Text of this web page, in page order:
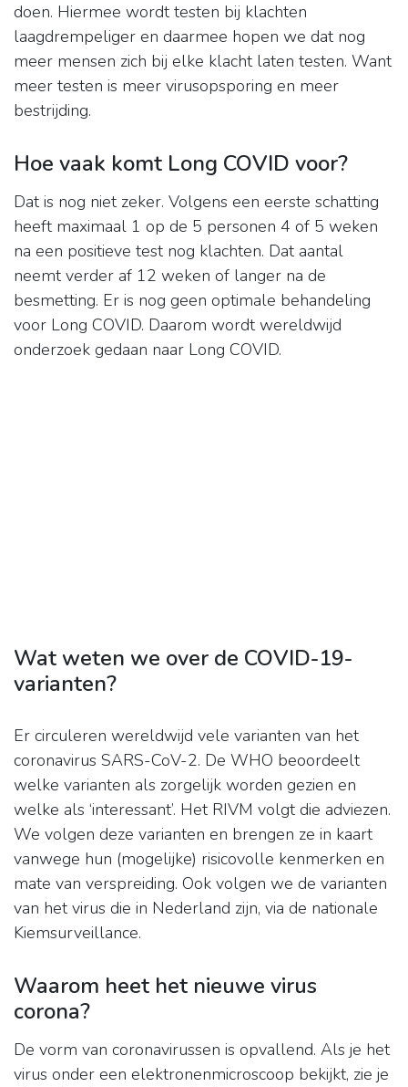
doen. Hiermee wordt testen bij klachten
laagdrempeliger en daarmee hopen we dat nog
meer mensen zich bij elke klacht laten testen. Want
meer testen is meer virusopsporing en meer
bestrijding.
Hoe vaak komt Long COVID voor?
Dat is nog niet zeker. Volgens een eerste schatting
heeft maximaal 1 op de 5 personen 4 of 5 weken
na een positieve test nog klachten. Dat aantal
neemt verder af 12 weken of langer na de
besmetting. Er is nog geen optimale behandeling
voor Long COVID. Daarom wordt wereldwijd
onderzoek gedaan naar Long COVID.
Wat weten we over de COVID-19-
varianten?
Er circuleren wereldwijd vele varianten van het
coronavirus SARS-CoV-2. De WHO beoordeelt
welke varianten als zorgelijk worden gezien en
welke als ‘interessant’. Het RIVM volgt die adviezen.
We volgen deze varianten en brengen ze in kaart
vanwege hun (mogelijke) risicovolle kenmerken en
mate van verspreiding. Ook volgen we de varianten
van het virus die in Nederland zijn, via de nationale
Kiemsurveillance.
Waarom heet het nieuwe virus
corona?
De vorm van coronavirussen is opvallend. Als je het
virus onder een elektronenmicroscoop bekijkt, zie je